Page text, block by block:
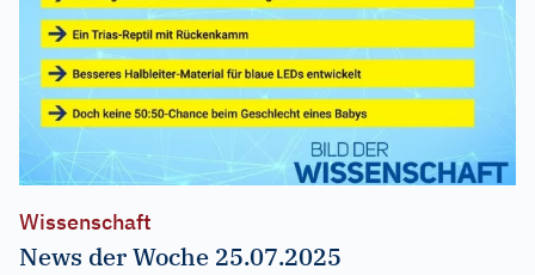
Wissenschaft
News der Woche 25.07.2025